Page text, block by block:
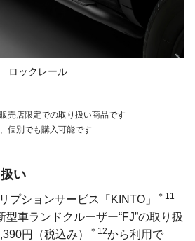
ロックレール
売店限定での取り扱い商品です
個別でも購入可能です
い
プションサービス「KINTO」 ＊11
型車ランドクルーザー“FJ”の取り扱
円（税込み）
＊12から利用で